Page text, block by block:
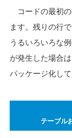
コードの最初
ます。残りの行
うるいろいろな
が発生した場合
パッケージ化して
テーブル